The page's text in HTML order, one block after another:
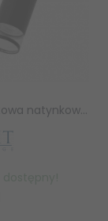
Lampa sufitowa natynkowa nowoczesna tuba regulowana spot sufitowy czarny Virella LP-4930/1WS BK Light Prestige